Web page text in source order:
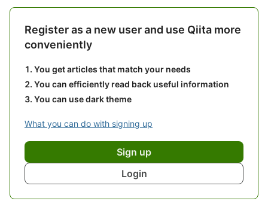
Register as a new user and use Qiita more
conveniently
You get articles that match your needs
You can efficiently read back useful information
You can use dark theme
What you can do with signing up
Sign up
Login